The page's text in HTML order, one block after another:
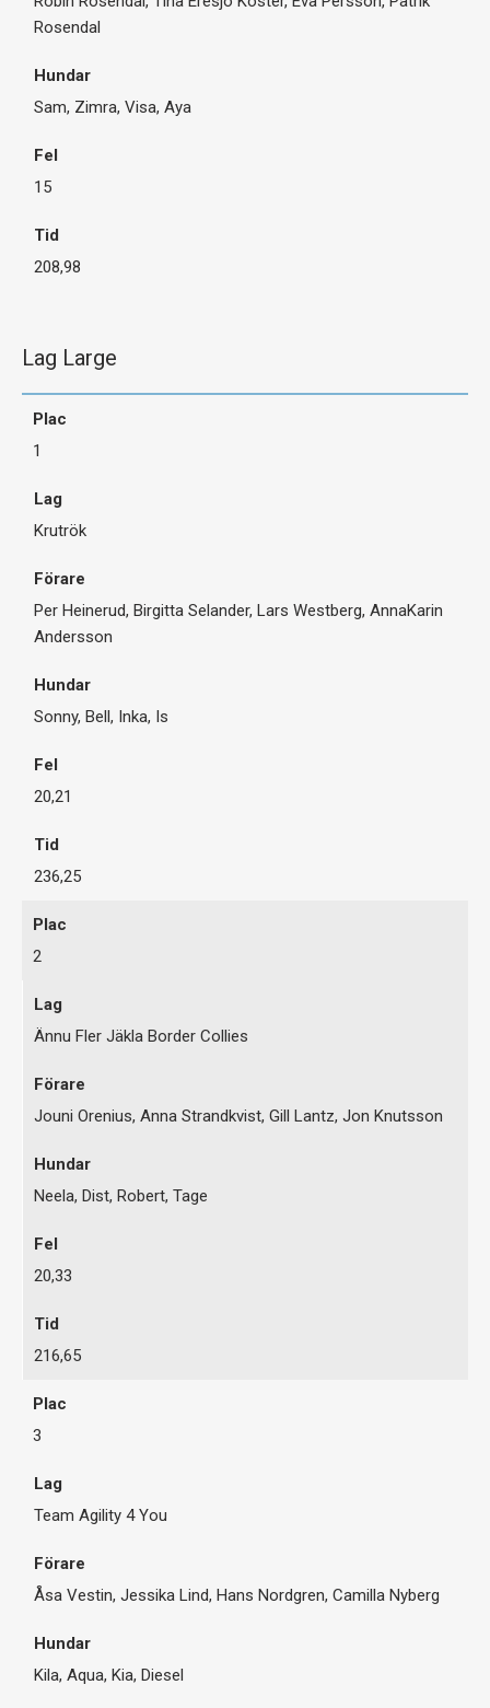
Rosendal
Sam, Zimra, Visa, Aya
15
208,98
Lag Large
1
Krutrök
Per Heinerud, Birgitta Selander, Lars Westberg, AnnaKarin
Andersson
Sonny, Bell, Inka, Is
20,21
236,25
2
Ännu Fler Jäkla Border Collies
Jouni Orenius, Anna Strandkvist, Gill Lantz, Jon Knutsson
Neela, Dist, Robert, Tage
20,33
216,65
3
Team Agility 4 You
Åsa Vestin, Jessika Lind, Hans Nordgren, Camilla Nyberg
Kila, Aqua, Kia, Diesel